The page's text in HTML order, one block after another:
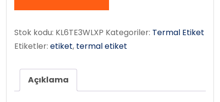
Stok kodu: KL6TE3WLXP Kategoriler: Termal Etiket
Etiketler: etiket, termal etiket
Açıklama